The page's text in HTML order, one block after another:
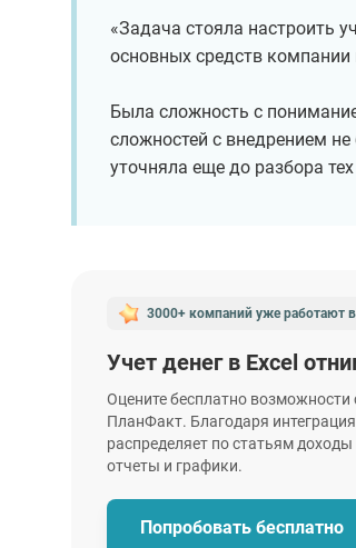
«Задача стояла настроить
основных средств
Была сложность с
сложностей с внедрением
уточняла еще до разбора
3000+ компаний уже работают
Учет денег в Excel
Оцените бесплатно возможности
ПланФакт. Благодаря
распределяет по статьям
отчеты и графики.
Попробовать бесплатно